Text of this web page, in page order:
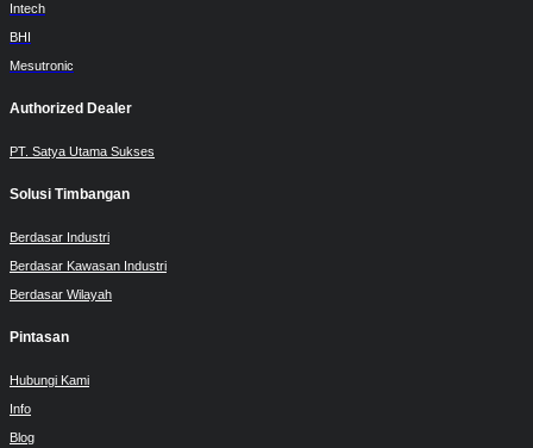
Intech
BHI
Mesutronic
Authorized Dealer
PT. Satya Utama Sukses
Solusi Timbangan
Berdasar Industri
Berdasar Kawasan Industri
Berdasar Wilayah
Pintasan
Hubungi Kami
Info
Blog